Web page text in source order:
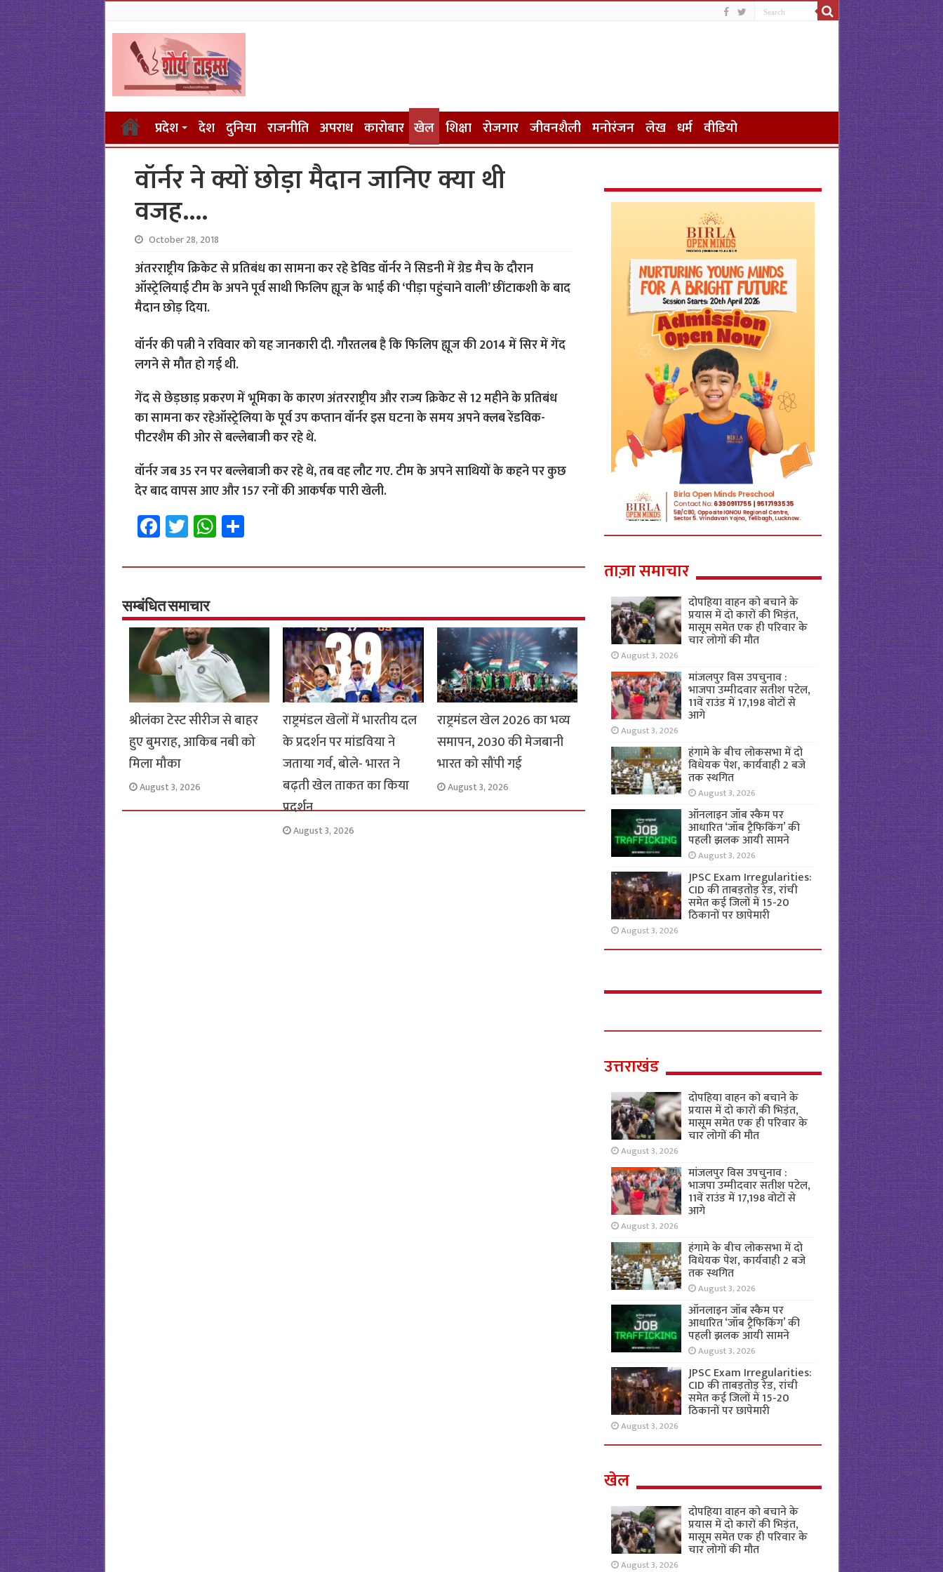
प्रदेश देश दुनिया राजनीति अपराध कारोबार खेल शिक्षा रोजगार जीवनशैली मनोरंजन लेख धर्म वीडियो
वॉर्नर ने क्यों छोड़ा मैदान जानिए क्या थी
वजह….
October 28, 2018
अंतरराष्ट्रीय क्रिकेट से प्रतिबंध का सामना कर रहे डेविड वॉर्नर ने सिडनी में ग्रेड मैच के दौरान
ऑस्ट्रेलियाई टीम के अपने पूर्व साथी फिलिप ह्यूज के भाई की ‘पीड़ा पहुंचाने वाली’ छींटाकशी के बाद
मैदान छोड़ दिया.
वॉर्नर की पत्नी ने रविवार को यह जानकारी दी. गौरतलब है कि फिलिप ह्यूज की 2014 में सिर में गेंद
लगने से मौत हो गई थी.
गेंद से छेड़छाड़ प्रकरण में भूमिका के कारण अंतरराष्ट्रीय और राज्य क्रिकेट से 12 महीने के प्रतिबंध
का सामना कर रहेऑस्ट्रेलिया के पूर्व उप कप्तान वॉर्नर इस घटना के समय अपने क्लब रेंडविक-
पीटरशैम की ओर से बल्लेबाजी कर रहे थे.
वॉर्नर जब 35 रन पर बल्लेबाजी कर रहे थे, तब वह लौट गए. टीम के अपने साथियों के कहने पर कुछ
देर बाद वापस आए और 157 रनों की आकर्षक पारी खेली.
Fa
ce
b
o
o
k
T
wi
tt
er
W
h
at
p
p
S
h
ar
सम्बंधित समाचार
श्रीलंका टेस्ट सीरीज से बाहर
हुए बुमराह, आकिब नबी को
मिला मौका
August 3, 2026
राष्ट्रमंडल खेलों में भारतीय दल
के प्रदर्शन पर मांडविया ने
जताया गर्व, बोले- भारत ने
बढ़ती खेल ताकत का किया
प्रदर्शन
August 3, 2026
राष्ट्रमंडल खेल 2026 का भव्य
समापन, 2030 की मेजबानी
भारत को सौंपी गई
August 3, 2026
ताज़ा समाचार
दोपहिया वाहन को बचाने के
प्रयास में दो कारों की भिड़ंत,
मासूम समेत एक ही परिवार के
चार लोगों की मौत
August 3, 2026
मांजलपुर विस उपचुनाव :
भाजपा उम्मीदवार सतीश पटेल,
11वें राउंड में 17,198 वोटों से
आगे
August 3, 2026
हंगामे के बीच लोकसभा में दो
विधेयक पेश, कार्यवाही 2 बजे
तक स्थगित
August 3, 2026
ऑनलाइन जॉब स्कैम पर
आधारित ‘जॉब ट्रैफिकिंग’ की
पहली झलक आयी सामने
August 3, 2026
JPSC Exam Irregularities:
CID की ताबड़तोड़ रेड, रांची
समेत कई जिलों में 15-20
ठिकानों पर छापेमारी
August 3, 2026
उत्तराखंड
दोपहिया वाहन को बचाने के
प्रयास में दो कारों की भिड़ंत,
मासूम समेत एक ही परिवार के
चार लोगों की मौत
August 3, 2026
मांजलपुर विस उपचुनाव :
भाजपा उम्मीदवार सतीश पटेल,
11वें राउंड में 17,198 वोटों से
आगे
August 3, 2026
हंगामे के बीच लोकसभा में दो
विधेयक पेश, कार्यवाही 2 बजे
तक स्थगित
August 3, 2026
ऑनलाइन जॉब स्कैम पर
आधारित ‘जॉब ट्रैफिकिंग’ की
पहली झलक आयी सामने
August 3, 2026
JPSC Exam Irregularities:
CID की ताबड़तोड़ रेड, रांची
समेत कई जिलों में 15-20
ठिकानों पर छापेमारी
August 3, 2026
खेल
दोपहिया वाहन को बचाने के
प्रयास में दो कारों की भिड़ंत,
मासूम समेत एक ही परिवार के
चार लोगों की मौत
August 3, 2026